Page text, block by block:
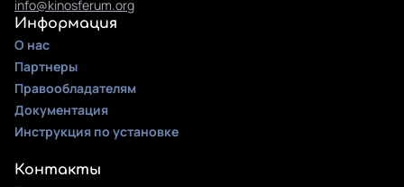
info@kinosferum.org
Информация
О нас
Партнеры
Правообладателям
Документация
Инструкция по установке
Контакты